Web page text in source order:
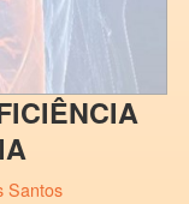
Santos